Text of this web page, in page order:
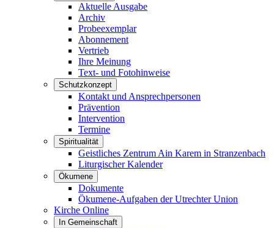
Aktuelle Ausgabe
Archiv
Probeexemplar
Abonnement
Vertrieb
Ihre Meinung
Text- und Fotohinweise
Schutzkonzept
Kontakt und Ansprechpersonen
Prävention
Intervention
Termine
Spiritualität
Geistliches Zentrum Ain Karem in Stranzenbach
Liturgischer Kalender
Ökumene
Dokumente
Ökumene-Aufgaben der Utrechter Union
Kirche Online
In Gemeinschaft